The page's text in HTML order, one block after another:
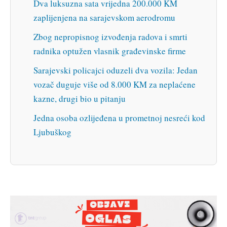
Dva luksuzna sata vrijedna 200.000 KM
zaplijenjena na sarajevskom aerodromu
Zbog nepropisnog izvođenja radova i smrti
radnika optužen vlasnik građevinske firme
Sarajevski policajci oduzeli dva vozila: Jedan
vozač duguje više od 8.000 KM za neplaćene
kazne, drugi bio u pitanju
Jedna osoba ozlijeđena u prometnoj nesreći kod
Ljubuškog